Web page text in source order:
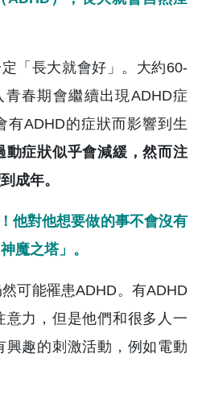
「長大就會好」。大約60-
青春期會繼續出現ADHD症
有ADHD的症狀而影響到生
動症狀似乎會減緩，然而注
成年。
他對他想要做的事不會沒有
魔之塔」。
可能罹患ADHD。有ADHD
意力，但是他們和很多人一
興趣的刺激活動，例如電動